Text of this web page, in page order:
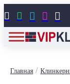
    
Главная/